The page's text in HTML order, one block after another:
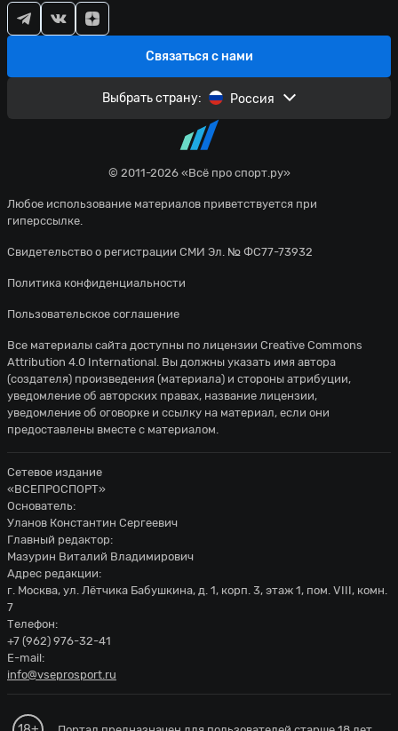
© 2011-2026 «Всё про спорт.ру»
Любое использование материалов приветствуется при
гиперссылке.
Свидетельство о регистрации СМИ Эл. № ФС77-73932
Политика конфиденциальности
Пользовательское соглашение
Связаться с нами
Выбрать страну: Россия
Все материалы сайта доступны по лицензии Creative Commons
Attribution 4.0 International . Вы должны указать имя автора
(создателя) произведения (материала) и стороны атрибуции,
уведомление об авторских правах, название лицензии,
уведомление об оговорке и ссылку на материал, если они
предоставлены вместе с материалом.
Сетевое издание
«ВСЕПРОСПОРТ»
Основатель:
Уланов Константин Сергеевич
Главный редактор:
Мазурин Виталий Владимирович
Адрес редакции:
г. Москва, ул. Лётчика Бабушкина, д. 1, корп. 3, этаж 1, пом. VIII, комн.
7
Телефон:
+7 (962) 976-32-41
E-mail:
info@vseprosport.ru